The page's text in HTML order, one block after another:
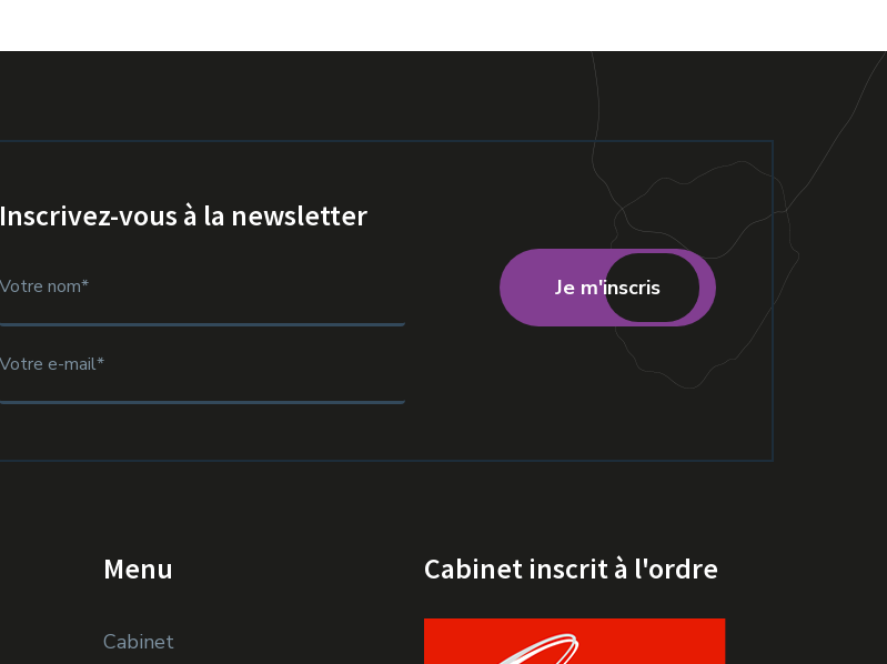
Inscrivez-vous à la newsletter
Je m'inscris
Menu
Cabinet
Cabinet inscrit à l'ordre